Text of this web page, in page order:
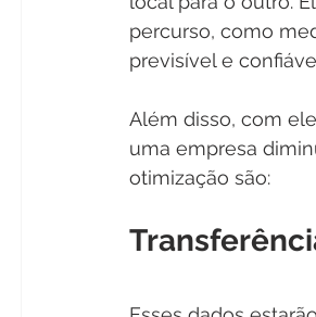
percurso, como
previsível e
Além disso, com
uma empresa
otimização são: